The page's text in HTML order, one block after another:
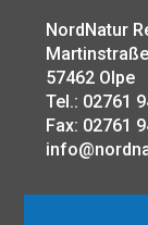
NordNatur
57462 Olpe
Tel.: 02761
Fax: 02761